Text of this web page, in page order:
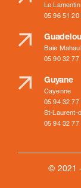
Le Lamentin
05 96 51 20
Baie
05 90 32 77
Guyane
Cayenne
05 94 32 77
St-Laurent-
05 94 32 77
© 2021